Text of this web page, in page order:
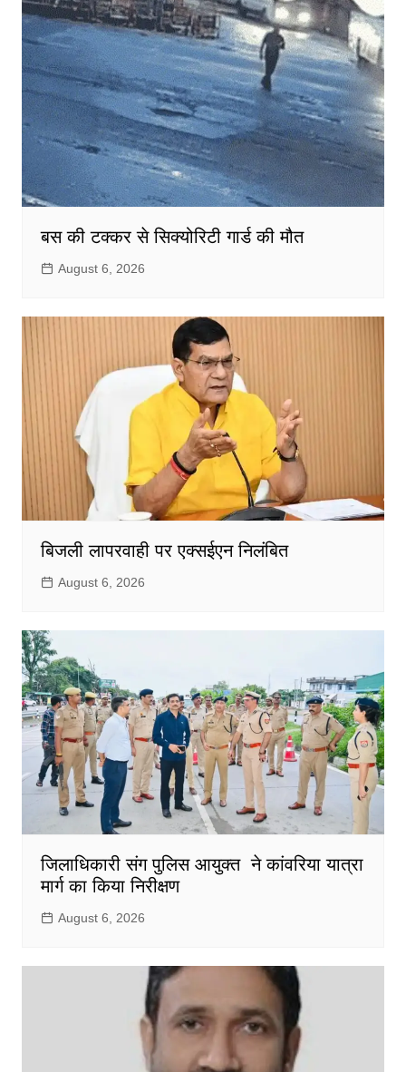
बस की टक्कर से सिक्योरिटी गार्ड की मौत
August 6, 2026
बिजली लापरवाही पर एक्सईएन निलंबित
August 6, 2026
जिलाधिकारी संग पुलिस आयुक्त ने कांवरिया यात्रा
मार्ग का किया निरीक्षण
August 6, 2026